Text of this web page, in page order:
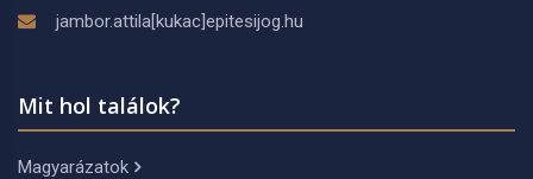
jambor.attila[kukac]epitesijog.hu
Mit hol találok?
Magyarázatok